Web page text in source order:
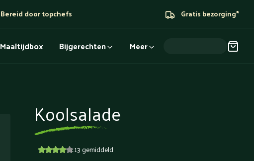
Bereid door topchefs Gratis bezorging*
Maaltijdbox Bijgerechten Meer
Koolsalade
4.13gemiddeld